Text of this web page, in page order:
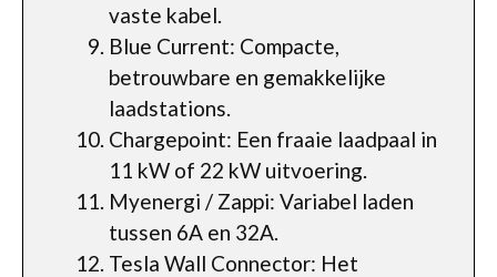
vaste kabel.
Blue Current: Compacte,
betrouwbare en gemakkelijke
laadstations.
Chargepoint: Een fraaie laadpaal in
11 kW of 22 kW uitvoering.
Myenergi / Zappi: Variabel laden
tussen 6A en 32A.
Tesla Wall Connector: Het